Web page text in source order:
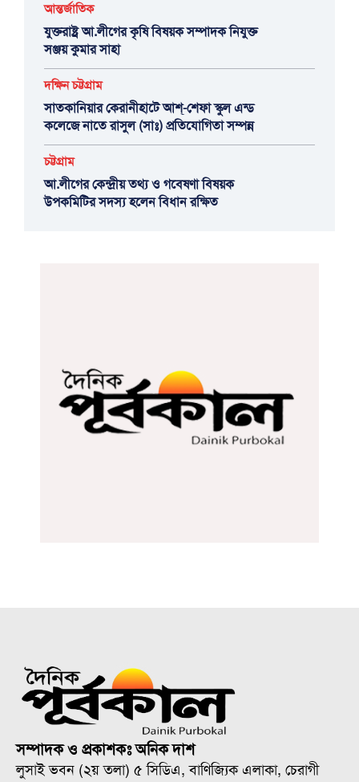
আন্তর্জাতিক
যুক্তরাষ্ট্র আ.লীগের কৃষি বিষয়ক সম্পাদক নিযুক্ত
সঞ্জয় কুমার সাহা
দক্ষিন চট্টগ্রাম
সাতকানিয়ার কেরানীহাটে আশ্-শেফা স্কুল এন্ড
কলেজে নাতে রাসুল (সাঃ) প্রতিযোগিতা সম্পন্ন
চট্টগ্রাম
আ.লীগের কেন্দ্রীয় তথ্য ও গবেষণা বিষয়ক
উপকমিটির সদস্য হলেন বিধান রক্ষিত
সম্পাদক ও প্রকাশকঃ অনিক দাশ
লুসাই ভবন (২য় তলা) ৫ সিডিএ, বাণিজ্যিক এলাকা, চেরাগী